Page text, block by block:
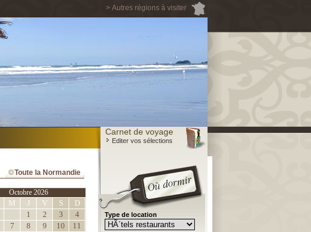
> Autres régions à visiter
Carnet de voyage
Editer vos sélections
Toute la Normandie
Octobre 2026
M J V S
D
1
2 3
4
7 8 9 10
11
Type de location